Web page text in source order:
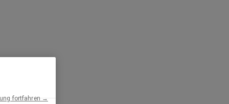
fortfahren →